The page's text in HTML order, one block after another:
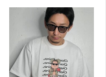
¥6,600
–
¥7,200